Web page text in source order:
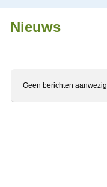
Nieuws
Geen berichten aanwezig